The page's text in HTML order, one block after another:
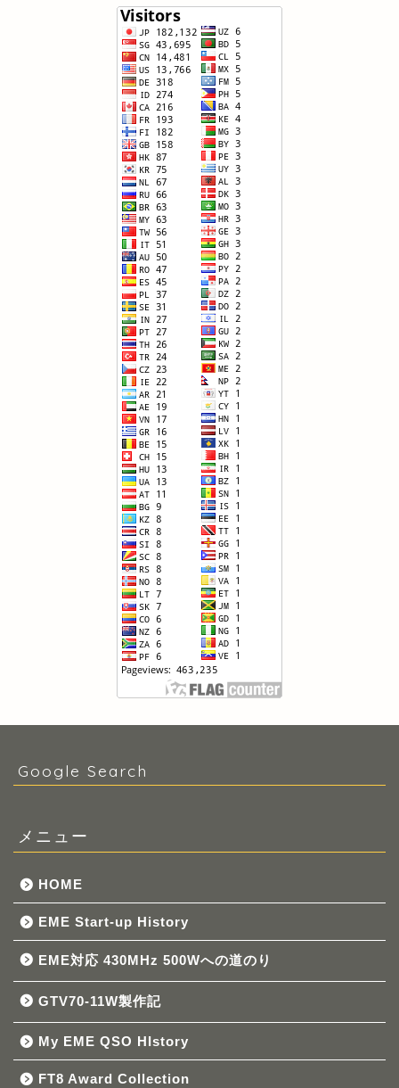
Google Search
メニュー
HOME
EME Start-up History
EME対応 430MHz 500Wへの道のり
GTV70-11W製作記
My EME QSO HIstory
FT8 Award Collection